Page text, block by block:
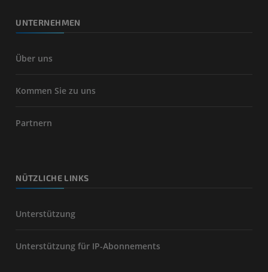
UNTERNEHMEN
Über uns
Kommen Sie zu uns
Partnern
NÜTZLICHE LINKS
Unterstützung
Unterstützung für IP-Abonnements